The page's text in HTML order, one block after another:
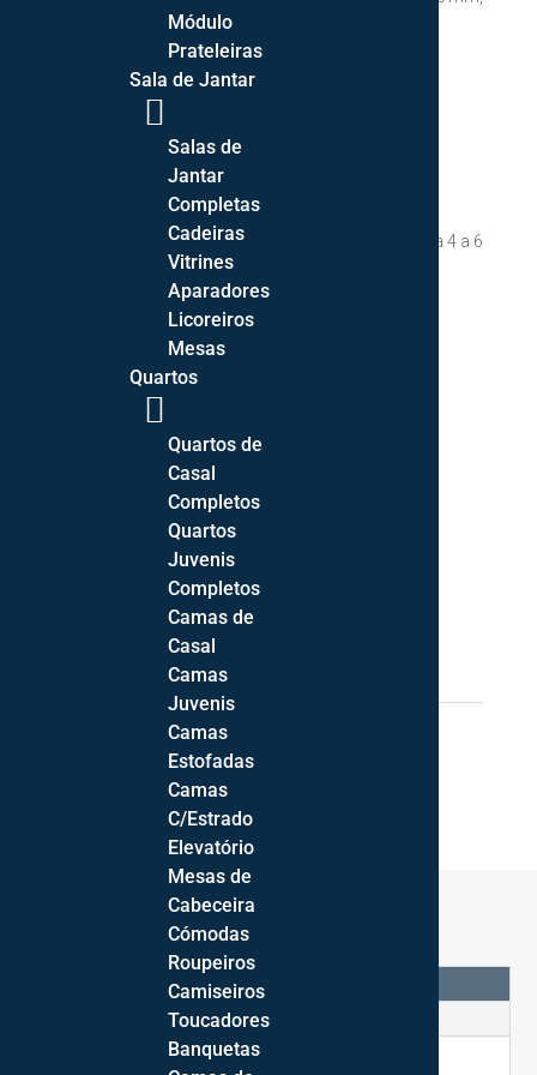
garantindo conforto e elegância ao ambiente.
Características:
Composição:
4500 gr/m²
15 mm
Disponibilidade:Após confirmação de encomenda 4 a 6
semanas (exceto período de férias).
004 Quartz 074 Quartz
200*300cm
Adicionar
3368,80
through
CATEGORIAS:
INFORMAÇÃO ADICIONAL
Módulo
Prateleiras
Sala de Jantar
Salas de
Jantar
Completas
Cadeiras
Vitrines
Aparadores
Licoreiros
Mesas
Quartos
Quartos de
Casal
Completos
Quartos
Juvenis
Completos
Camas de
Casal
Camas
Juvenis
Camas
Estofadas
Camas
C/Estrado
Elevatório
Mesas de
Cabeceira
Cómodas
Roupeiros
Camiseiros
Toucadores
Banquetas